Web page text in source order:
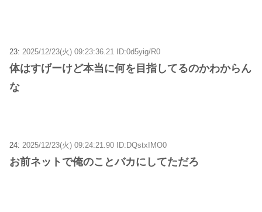
23: 2025/12/23(火) 09:23:36.21 ID:0d5yig/R0
体はすげーけど本当に何を目指してるのかわからん
な
24: 2025/12/23(火) 09:24:21.90 ID:DQstxIMO0
お前ネットで俺のことバカにしてただろ